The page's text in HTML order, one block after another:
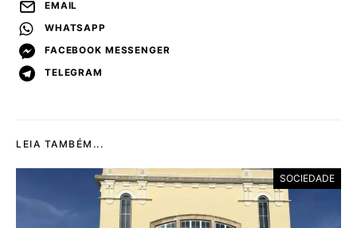
EMAIL
WHATSAPP
FACEBOOK MESSENGER
TELEGRAM
LEIA TAMBÉM...
SOCIEDADE